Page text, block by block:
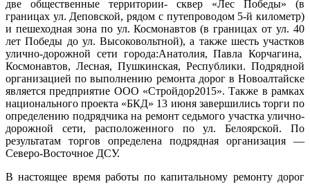
две общественные территории- сквер «Лес Победы» (в
границах ул. Деповской, рядом с путепроводом 5-й километр)
и пешеходная зона по ул. Космонавтов (в границах от ул. 40
лет Победы до ул. Высоковольтной), а также шесть участков
улично-дорожной сети города:Анатолия, Павла Корчагина,
Космонавтов, Лесная, Пушкинская, Республики. Подрядной
организацией по выполнению ремонта дорог в Новоалтайске
является предприятие ООО «Стройдор2015». Также в рамках
национального проекта «БКД» 13 июня завершились торги по
определению подрядчика на ремонт седьмого участка улично-
дорожной сети, расположенного по ул. Белоярской. По
результатам торгов определена подрядная организация —
Северо-Восточное ДСУ.
В настоящее время работы по капитальному ремонту дорог